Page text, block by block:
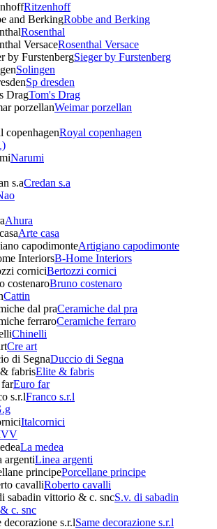
Ritzenhoff
Robbe and Berking
Rosenthal
Rosenthal Versace
Sieger by Furstenberg
Solingen
Sp dresden
Tom's Drag
Weimar porzellan
Royal copenhagen
Narumi
Credan s.a
Ahura
Arte casa
Artigiano capodimonte
B-Home Interiors
Bertozzi cornici
Bruno costenaro
Cattin
Ceramiche dal pra
Ceramiche ferraro
Chinelli
Cre art
Duccio di Segna
Elite & fabris
Euro far
Franco s.r.l
Italcornici
La medea
Linea argenti
Porcellane principe
Roberto cavalli
S.v. di sabadin
c. snc
Same decorazione s.r.l